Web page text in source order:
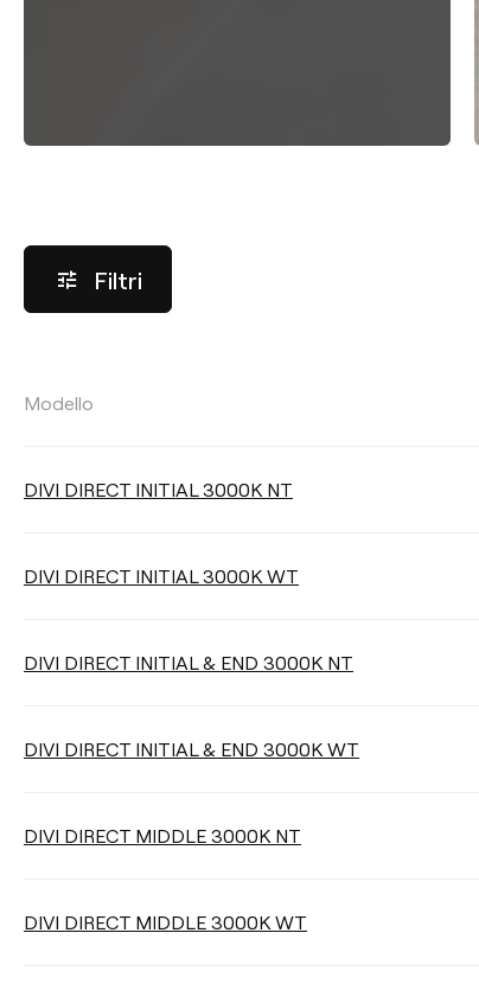
Filtri
EFFICIENZA LUMINOSA
Selezionare
Modello
DIVI DIRECT INITIAL 3000K NT
DIVI DIRECT INITIAL 3000K WT
DIVI DIRECT INITIAL & END 3000K NT
DIVI DIRECT INITIAL & END 3000K WT
DIVI DIRECT MIDDLE 3000K NT
DIVI DIRECT MIDDLE 3000K WT